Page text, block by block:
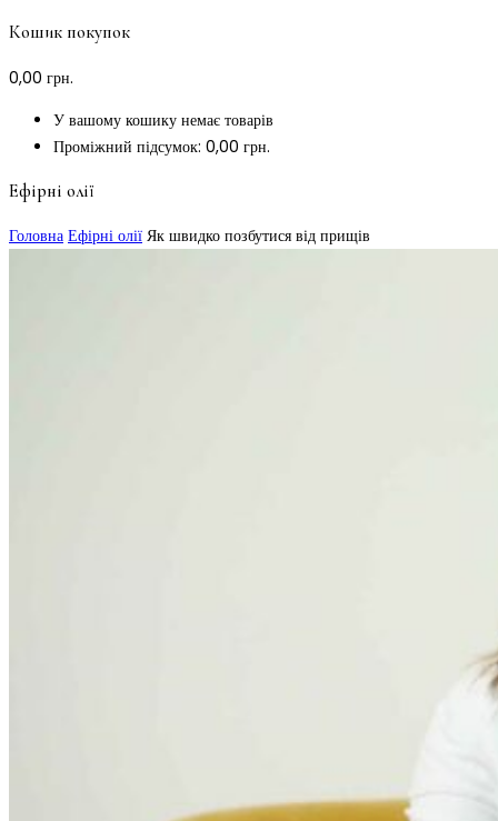
Кошик покупок
0,00 грн.
У вашому кошику немає товарів
Проміжний підсумок: 0,00 грн.
Ефірні олії
Головна Ефірні олії Як швидко позбутися від прищів